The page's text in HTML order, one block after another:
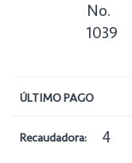
No.
1039
ÚLTIMO PAGO
Recaudadora: 4